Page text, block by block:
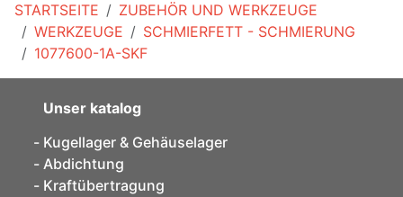
STARTSEITE
ZUBEHÖR UND WERKZEUGE
WERKZEUGE
SCHMIERFETT - SCHMIERUNG
1077600-1A-SKF
Unser katalog
Kugellager & Gehäuselager
Abdichtung
Kraftübertragung